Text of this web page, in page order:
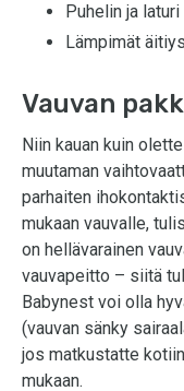
Puhelin ja laturi
Lämpimät
Vauvan
Niin kauan kuin
muutaman
parhaiten
mukaan vauvalle,
on hellävarainen
vauvapeitto – siitä
Babynest voi olla
(vauvan sänky
jos matkustatte
mukaan.